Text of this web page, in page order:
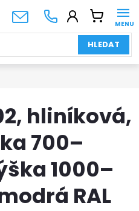
HLEDAT
NÁKUPNÍ
KOŠÍK
hliníková,
700–
1000–
RAL